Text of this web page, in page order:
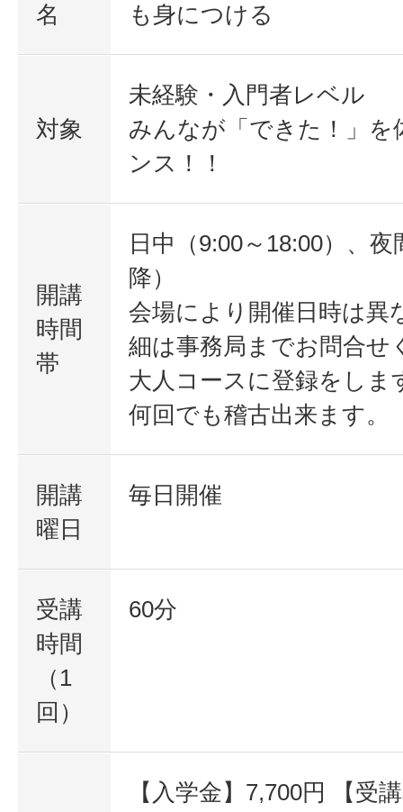
名
も身につける
対象
未経験・入門者レベル
みんなが「できた！」を
ンス！！
開講
時間
帯
日中（9:00～18:00）、夜
降）
会場により開催日時は異
細は事務局までお問合せ
大人コースに登録をしま
何回でも稽古出来ます。
開講
曜日
毎日開催
受講
時間
（1
回）
60分
【入学金】7,700円 【受